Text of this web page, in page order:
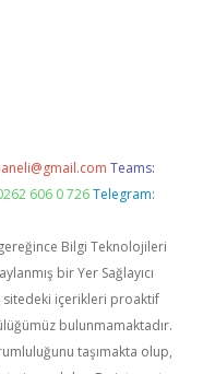
Teams:
606 0 726 Telegram:
Bilgi Teknolojileri
bir Yer Sağlayıcı
içerikleri proaktif
bulunmamaktadır.
taşımakta olup,